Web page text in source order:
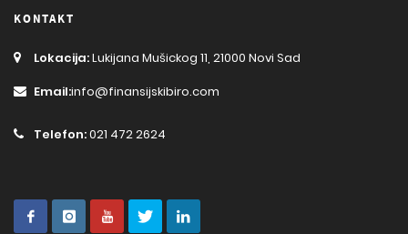
KONTAKT
Lokacija:Lukijana Mušickog 11, 21000 Novi Sad
Email:info@finansijskibiro.com
Telefon:021 472 2624